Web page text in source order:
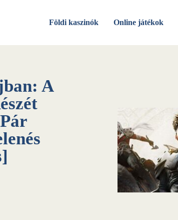
Földi kaszinók Online játékok
A